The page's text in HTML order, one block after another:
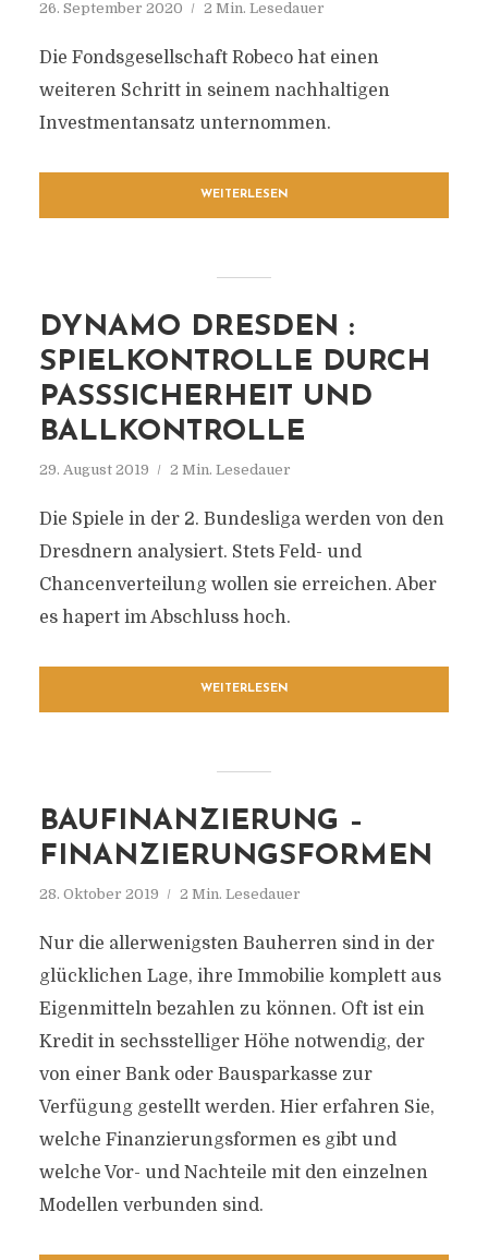
26. September 2020 2 Min. Lesedauer
Die Fondsgesellschaft Robeco hat einen
weiteren Schritt in seinem nachhaltigen
Investmentansatz unternommen.
WEITERLESEN
DYNAMO DRESDEN :
SPIELKONTROLLE DURCH
PASSSICHERHEIT UND
BALLKONTROLLE
29. August 2019 2 Min. Lesedauer
Die Spiele in der 2. Bundesliga werden von den
Dresdnern analysiert. Stets Feld- und
Chancenverteilung wollen sie erreichen. Aber
es hapert im Abschluss hoch.
WEITERLESEN
BAUFINANZIERUNG –
FINANZIERUNGSFORMEN
28. Oktober 2019 2 Min. Lesedauer
Nur die allerwenigsten Bauherren sind in der
glücklichen Lage, ihre Immobilie komplett aus
Eigenmitteln bezahlen zu können. Oft ist ein
Kredit in sechsstelliger Höhe notwendig, der
von einer Bank oder Bausparkasse zur
Verfügung gestellt werden. Hier erfahren Sie,
welche Finanzierungsformen es gibt und
welche Vor- und Nachteile mit den einzelnen
Modellen verbunden sind.